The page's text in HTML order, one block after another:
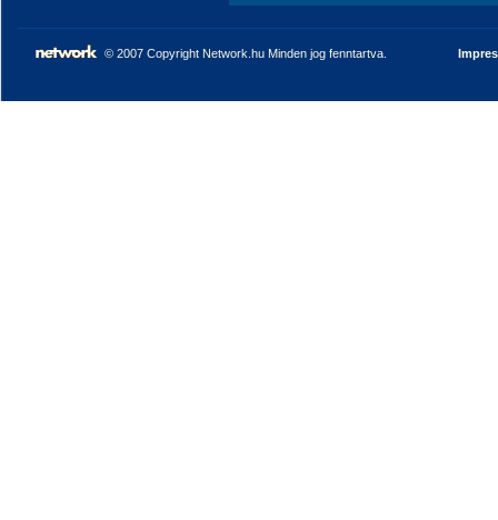
© 2007 Copyright Network.hu Minden jog fenntartva.